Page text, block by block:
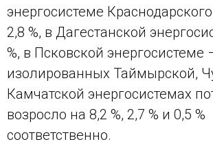
энергосистеме
2,8 %, в Дагестанской
%, в Псковской энергосистеме
изолированных Таймырской,
Камчатской энергосистемах
возросло на 8,2 %, 2,7 % и 0,5 %
соответственно.